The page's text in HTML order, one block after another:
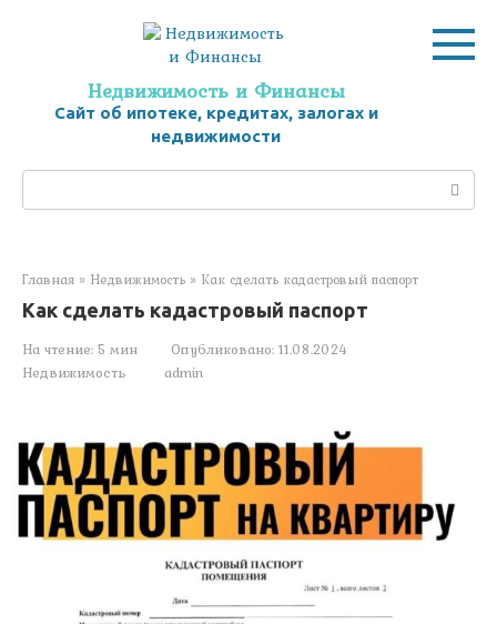
Недвижимость и Финансы
Сайт об ипотеке, кредитах, залогах и
недвижимости
Поиск:
Главная » Недвижимость » Как сделать кадастровый паспорт
Как сделать кадастровый паспорт
На чтение: 5 мин Опубликовано: 11.08.2024
Недвижимость
admin